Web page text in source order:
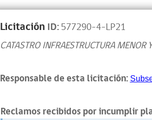
Licitación ID:577290-4-LP21
CATASTRO INFRAESTRUCTURA MENOR
Responsable de esta licitación:
Reclamos recibidos por incumplir